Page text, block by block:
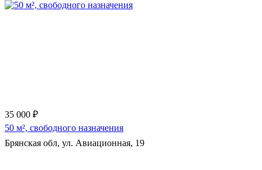
35 000 ₽
50 м², свободного назначения
Брянская обл, ул. Авиационная, 19